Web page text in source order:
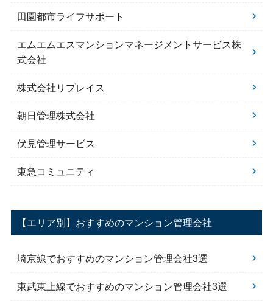
田園都市ライフサポート
エムエムエスマンションマネージメントサービス株
式会社
株式会社リプレイス
朝日管理株式会社
伏見管理サービス
東急コミュニティ
【エリア別】おすすめのマンション管理会社
埼京線でおすすめのマンション管理会社3選
東武東上線でおすすめのマンション管理会社3選